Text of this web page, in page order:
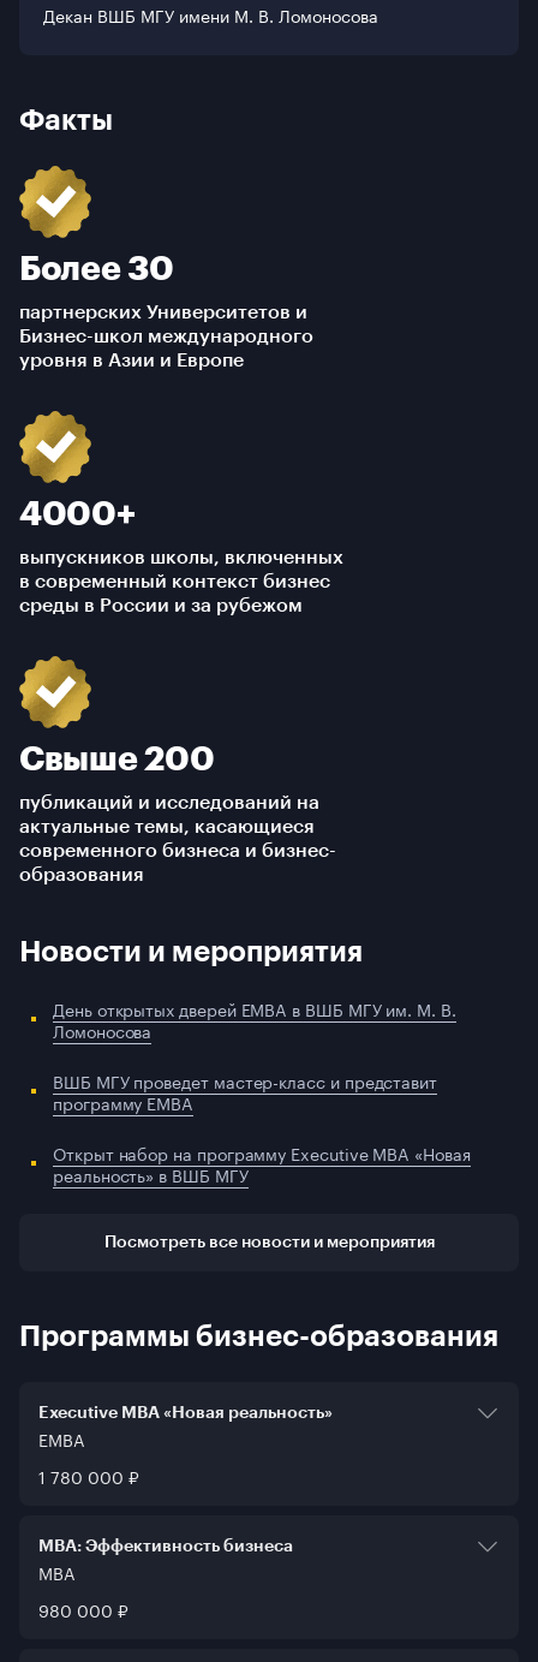
Декан ВШБ МГУ имени М. В. Ломоносова
Факты
Более 30
партнерских Университетов и
Бизнес-школ международного
уровня в Азии и Европе
4000+
выпускников школы, включенных
в современный контекст бизнес
среды в России и за рубежом
Свыше 200
публикаций и исследований на
актуальные темы, касающиеся
современного бизнеса и бизнес-
образования
Новости и мероприятия
День открытых дверей EMBA в ВШБ МГУ им. М. В.
Ломоносова
ВШБ МГУ проведет мастер-класс и представит
программу EMBA
Открыт набор на программу Executive MBA «Новая
реальность» в ВШБ МГУ
Посмотреть все новости и мероприятия
Программы бизнес-образования
Executive MBA «Новая реальность»
EMBA
Тип программы
Модульный
Срок обучения
18 месяцев
1 780 000 ₽
MBA: Эффективность бизнеса
MBA
Тип программы
980 000 ₽